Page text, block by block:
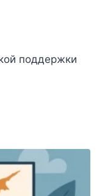
поддержки